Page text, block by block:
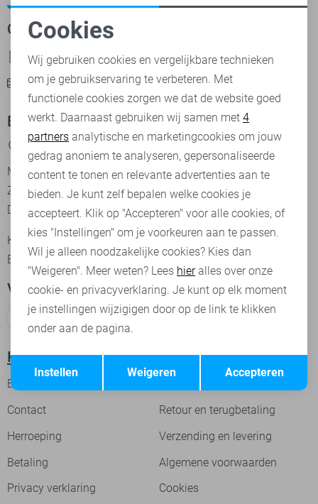
Contact
085-0292124
info@sans.nl
Bezoek onze winkel
Haarstraat 33, 7462 AK RIJSSEN Nederland
Maandag t/m Vrijdag 9:30 - 17:00
Zaterdag 9.30 - 17.00
Donderdag koopavond tot 21:00
KvK-nummer: 08135119
BTW-nummer: NL 814351554.B01
Volg ons
Klantenservice
Bestellingen
Contact
Retour en terugbetaling
Herroeping
Verzending en levering
Betaling
Algemene voorwaarden
Privacy verklaring
Cookies
Noodzakelijke cookies
Personalisatie cookies
Analytische cookies
Marketing cookies
Terug Opslaan
Cookies
Wij gebruiken cookies en vergelijkbare technieken
om je gebruikservaring te verbeteren. Met
functionele cookies zorgen we dat de website goed
werkt. Daarnaast gebruiken wij samen met 4
partners analytische en marketingcookies om jouw
gedrag anoniem te analyseren, gepersonaliseerde
content te tonen en relevante advertenties aan te
bieden. Je kunt zelf bepalen welke cookies je
accepteert. Klik op "Accepteren" voor alle cookies, of
kies "Instellingen" om je voorkeuren aan te passen.
Wil je alleen noodzakelijke cookies? Kies dan
"Weigeren". Meer weten? Lees hieralles over onze
cookie- en privacyverklaring. Je kunt op elk moment
je instellingen wijzigigen door op de link te klikken
onder aan de pagina.
Accepteren
Weigeren
Instellen